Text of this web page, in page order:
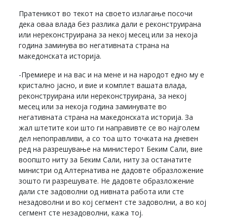
Пратеникот во текот на своето излагање посочи
дека оваа влада без разлика дали е реконструирана
или нереконструирана за некој месец или за некоја
година заминува во негативната страна на
македонската историја.
-Премиере и на вас и на мене и на народот едно му е
кристално јасно, и вие и комплет вашата влада,
реконструирана или нереконструирана, за некој
месец или за некоја година заминувате во
негативната страна на македонската историја. За
жал штетите кои што ги направивте се во најголем
дел непоправливи, а со тоа што точката на дневен
ред на разрешување на министерот Беким Сали, вие
воопшто ниту за Беким Сали, ниту за останатите
министри од Алтернатива не дадовте образложение
зошто ги разрешувате. Не дадовте образложение
дали сте задоволни од нивната работа или сте
незадоволни и во кој сегмент сте задоволни, а во кој
сегмент сте незадоволни, кажа тој.